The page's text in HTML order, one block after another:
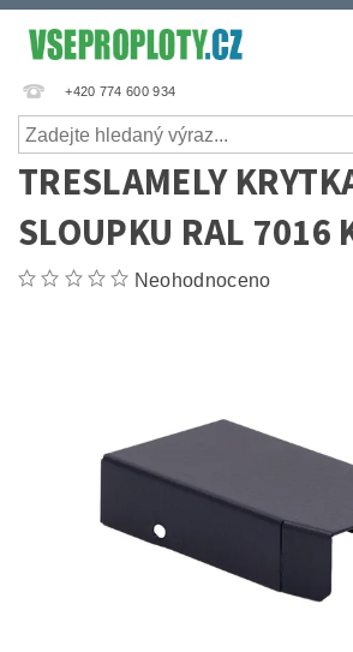
+420 774 600 934
TRESLAMELY
SLOUPKU RAL 7016
Neohodnoceno